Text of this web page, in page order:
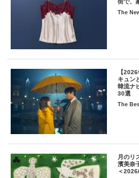
街で、
The
【2026
キュン
韓流ナ
30選
The
月のリ
濱美奈
＜